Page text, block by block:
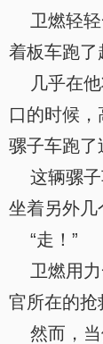
卫燃轻轻
着板车跑
几乎在他
口的时候
骡子车跑了
这辆骡子
坐着另外几
“走！”
卫燃用力
官所在的抢
然而，当